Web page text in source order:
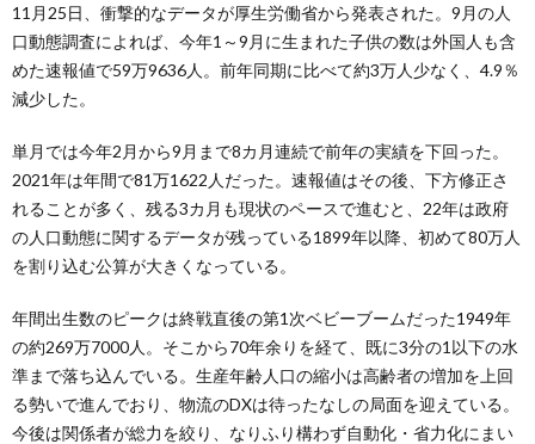
11月25日、衝撃的なデータが厚生労働省から発表された。9月の人
口動態調査によれば、今年1～9月に生まれた子供の数は外国人も含
めた速報値で59万9636人。前年同期に比べて約3万人少なく、4.9％
減少した。
単月では今年2月から9月まで8カ月連続で前年の実績を下回った。
2021年は年間で81万1622人だった。速報値はその後、下方修正さ
れることが多く、残る3カ月も現状のペースで進むと、22年は政府
の人口動態に関するデータが残っている1899年以降、初めて80万人
を割り込む公算が大きくなっている。
年間出生数のピークは終戦直後の第1次ベビーブームだった1949年
の約269万7000人。そこから70年余りを経て、既に3分の1以下の水
準まで落ち込んでいる。生産年齢人口の縮小は高齢者の増加を上回
る勢いで進んでおり、物流のDXは待ったなしの局面を迎えている。
今後は関係者が総力を絞り、なりふり構わず自動化・省力化にまい